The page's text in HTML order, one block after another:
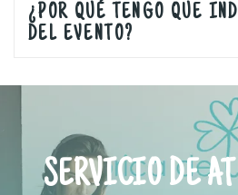
¿POR QUÉ TENGO QUE
DEL EVENTO?
SERVICIO DE